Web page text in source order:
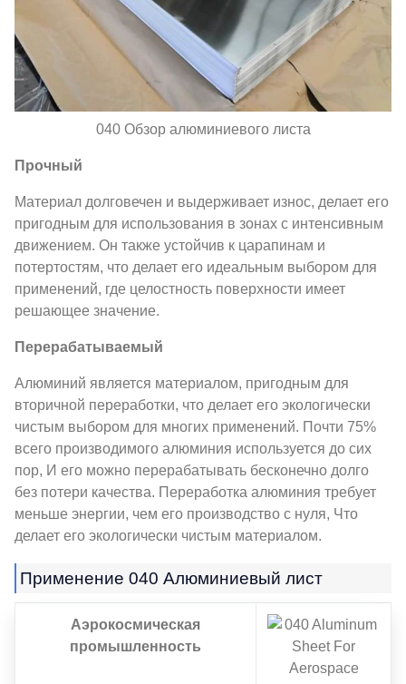
040 Обзор алюминиевого листа
Прочный
Материал долговечен и выдерживает износ, делает его
пригодным для использования в зонах с интенсивным
движением. Он также устойчив к царапинам и
потертостям, что делает его идеальным выбором для
применений, где целостность поверхности имеет
решающее значение.
Перерабатываемый
Алюминий является материалом, пригодным для
вторичной переработки, что делает его экологически
чистым выбором для многих применений. Почти 75%
всего производимого алюминия используется до сих
пор, И его можно перерабатывать бесконечно долго
без потери качества. Переработка алюминия требует
меньше энергии, чем его производство с нуля, Что
делает его экологически чистым материалом.
Применение 040 Алюминиевый лист
Аэрокосмическая
промышленность